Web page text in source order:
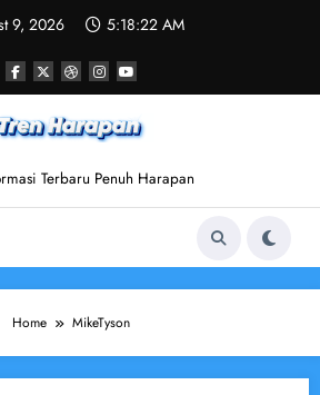
9, 2026 5:18:22 AM
Terbaru Penuh Harapan
Home MikeTyson